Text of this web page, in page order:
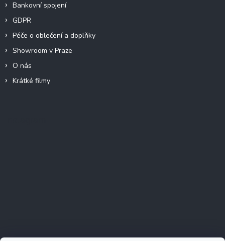
Bankovní spojení
GDPR
Péče o oblečení a doplňky
Showroom v Praze
O nás
Krátké filmy